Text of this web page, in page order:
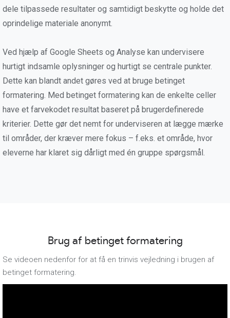
dele tilpassede resultater og samtidigt beskytte og holde det
oprindelige materiale anonymt.
Ved hjælp af Google Sheets og Analyse kan undervisere
hurtigt indsamle oplysninger og hurtigt se centrale punkter.
Dette kan blandt andet gøres ved at bruge betinget
formatering. Med betinget formatering kan de enkelte celler
have et farvekodet resultat baseret på brugerdefinerede
kriterier. Dette gør det nemt for underviseren at lægge mærke
til områder, der kræver mere fokus – f.eks. et område, hvor
eleverne har klaret sig dårligt med én gruppe spørgsmål.
Brug af betinget formatering
Se videoen nedenfor for at få en trinvis vejledning i brugen af
betinget formatering.